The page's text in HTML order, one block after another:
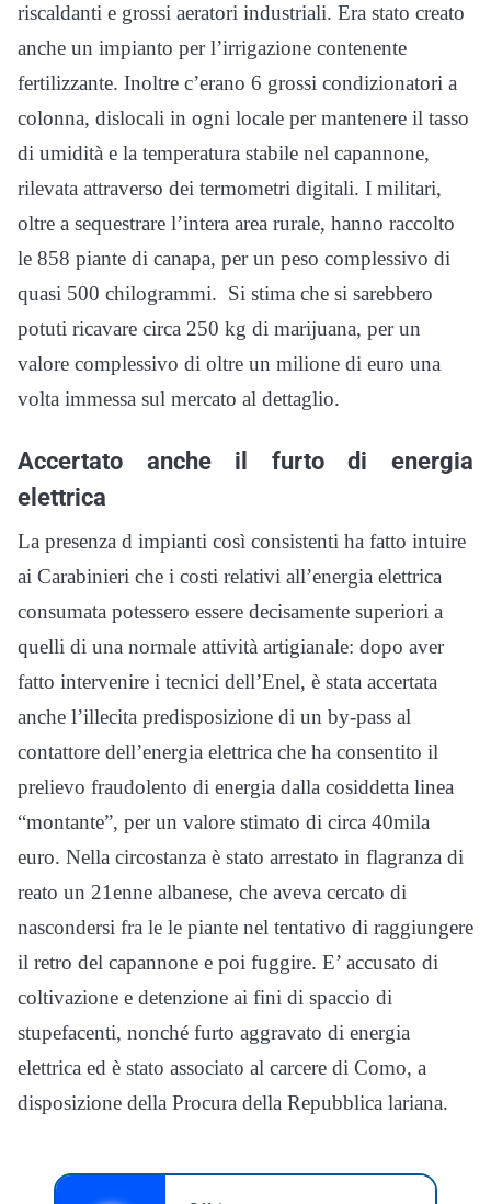
riscaldanti e grossi aeratori industriali. Era stato creato
anche un impianto per l’irrigazione contenente
fertilizzante. Inoltre c’erano 6 grossi condizionatori a
colonna, dislocali in ogni locale per mantenere il tasso
di umidità e la temperatura stabile nel capannone,
rilevata attraverso dei termometri digitali. I militari,
oltre a sequestrare l’intera area rurale, hanno raccolto
le 858 piante di canapa, per un peso complessivo di
quasi 500 chilogrammi. Si stima che si sarebbero
potuti ricavare circa 250 kg di marijuana, per un
valore complessivo di oltre un milione di euro una
volta immessa sul mercato al dettaglio.
Accertato anche il furto di energia
elettrica
La presenza d impianti così consistenti ha fatto intuire
ai Carabinieri che i costi relativi all’energia elettrica
consumata potessero essere decisamente superiori a
quelli di una normale attività artigianale: dopo aver
fatto intervenire i tecnici dell’Enel, è stata accertata
anche l’illecita predisposizione di un by-pass al
contattore dell’energia elettrica che ha consentito il
prelievo fraudolento di energia dalla cosiddetta linea
“montante”, per un valore stimato di circa 40mila
euro. Nella circostanza è stato arrestato in flagranza di
reato un 21enne albanese, che aveva cercato di
nascondersi fra le le piante nel tentativo di raggiungere
il retro del capannone e poi fuggire. E’ accusato di
coltivazione e detenzione ai fini di spaccio di
stupefacenti, nonché furto aggravato di energia
elettrica ed è stato associato al carcere di Como, a
disposizione della Procura della Repubblica lariana.